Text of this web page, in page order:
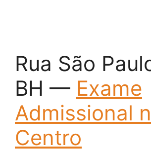
Rua São
BH — Exame
Admissional
Centro